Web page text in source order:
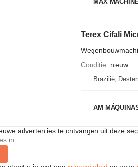
MAX
Terex Cifali
Conditie
nieuw
Brazilië,
AM
advertenties te ontvangen uit deze